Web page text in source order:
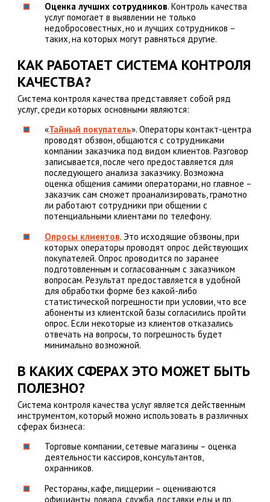
Оценка лучших сотрудников. Контроль качества
услуг помогает в выявлении не только
недобросовестных, но и лучших сотрудников –
таких, на которых могут равняться другие.
КАК РАБОТАЕТ СИСТЕМА КОНТРОЛЯ
КАЧЕСТВА?
Система контроля качества представляет собой ряд
услуг, среди которых основными являются:
«Тайный покупатель». Операторы контакт-центра
проводят обзвон, общаются с сотрудниками
компании заказчика под видом клиентов. Разговор
записывается, после чего предоставляется для
последующего анализа заказчику. Возможна
оценка общения самими операторами, но главное –
заказчик сам сможет проанализировать, грамотно
ли работают сотрудники при общении с
потенциальными клиентами по телефону.
Опросы клиентов. Это исходящие обзвоны, при
которых операторы проводят опрос действующих
покупателей. Опрос проводится по заранее
подготовленным и согласованным с заказчиком
вопросам. Результат предоставляется в удобной
для обработки форме без какой-либо
статистической погрешности при условии, что все
абоненты из клиентской базы согласились пройти
опрос. Если некоторые из клиентов отказались
отвечать на вопросы, то погрешность будет
минимально возможной.
В КАКИХ СФЕРАХ ЭТО МОЖЕТ БЫТЬ
ПОЛЕЗНО?
Система контроля качества услуг является действенным
инструментом, который можно использовать в различных
сферах бизнеса:
Торговые компании, сетевые магазины – оценка
деятельности кассиров, консультантов,
охранников.
Рестораны, кафе, пиццерии – оцениваются
официанты, повара, служба доставки еды и пр.